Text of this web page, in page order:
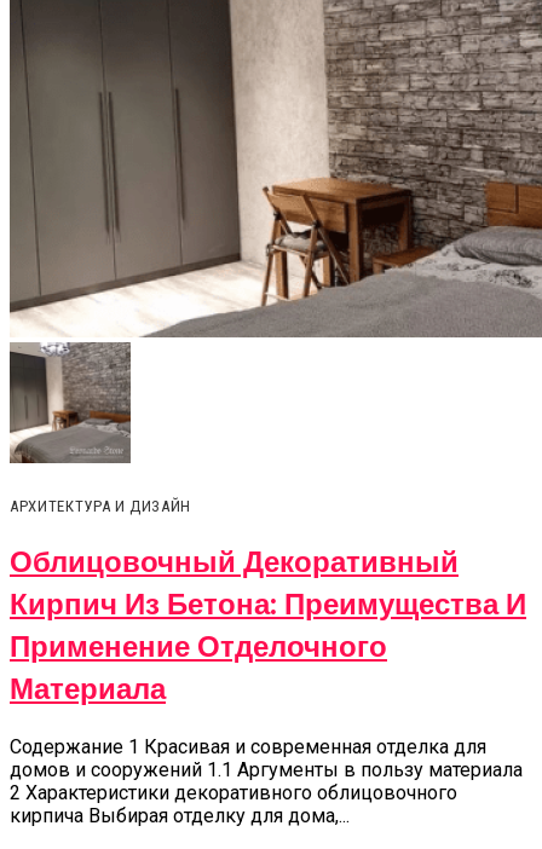
АРХИТЕКТУРА И ДИЗАЙН
Облицовочный Декоративный
Кирпич Из Бетона: Преимущества И
Применение Отделочного
Материала
Содержание 1 Красивая и современная отделка для
домов и сооружений 1.1 Аргументы в пользу материала
2 Характеристики декоративного облицовочного
кирпича Выбирая отделку для дома,...